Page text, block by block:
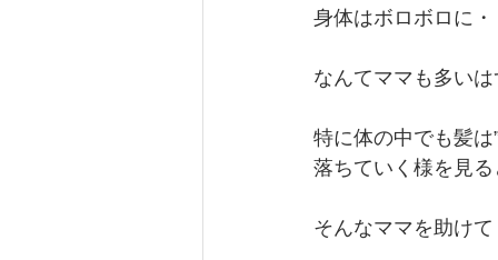
身体はボロボロに・
なんてママも多いは
特に体の中でも髪
落ちていく様を見
そんなママを助け